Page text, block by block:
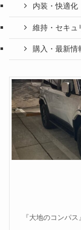
内装・快適化
維持・セキュ
購入・最新情
『大地のコンパ